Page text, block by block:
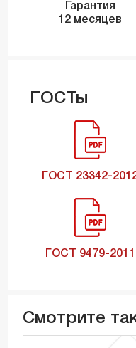
Гарантия
12 месяцев
ГОСТы
ГОСТ 23342-
ГОСТ 9479-2011
Смотрите